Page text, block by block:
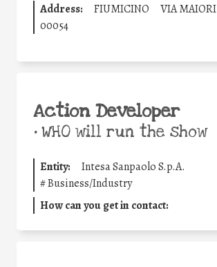
Address:
FIUMICINO VIA MAIORI
00054
Action Developer
•WHO will run the show
Entity:
Intesa Sanpaolo S.p.A.
#Business/Industry
How can you get in contact: